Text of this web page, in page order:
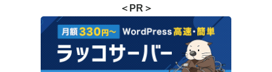
＜PR＞